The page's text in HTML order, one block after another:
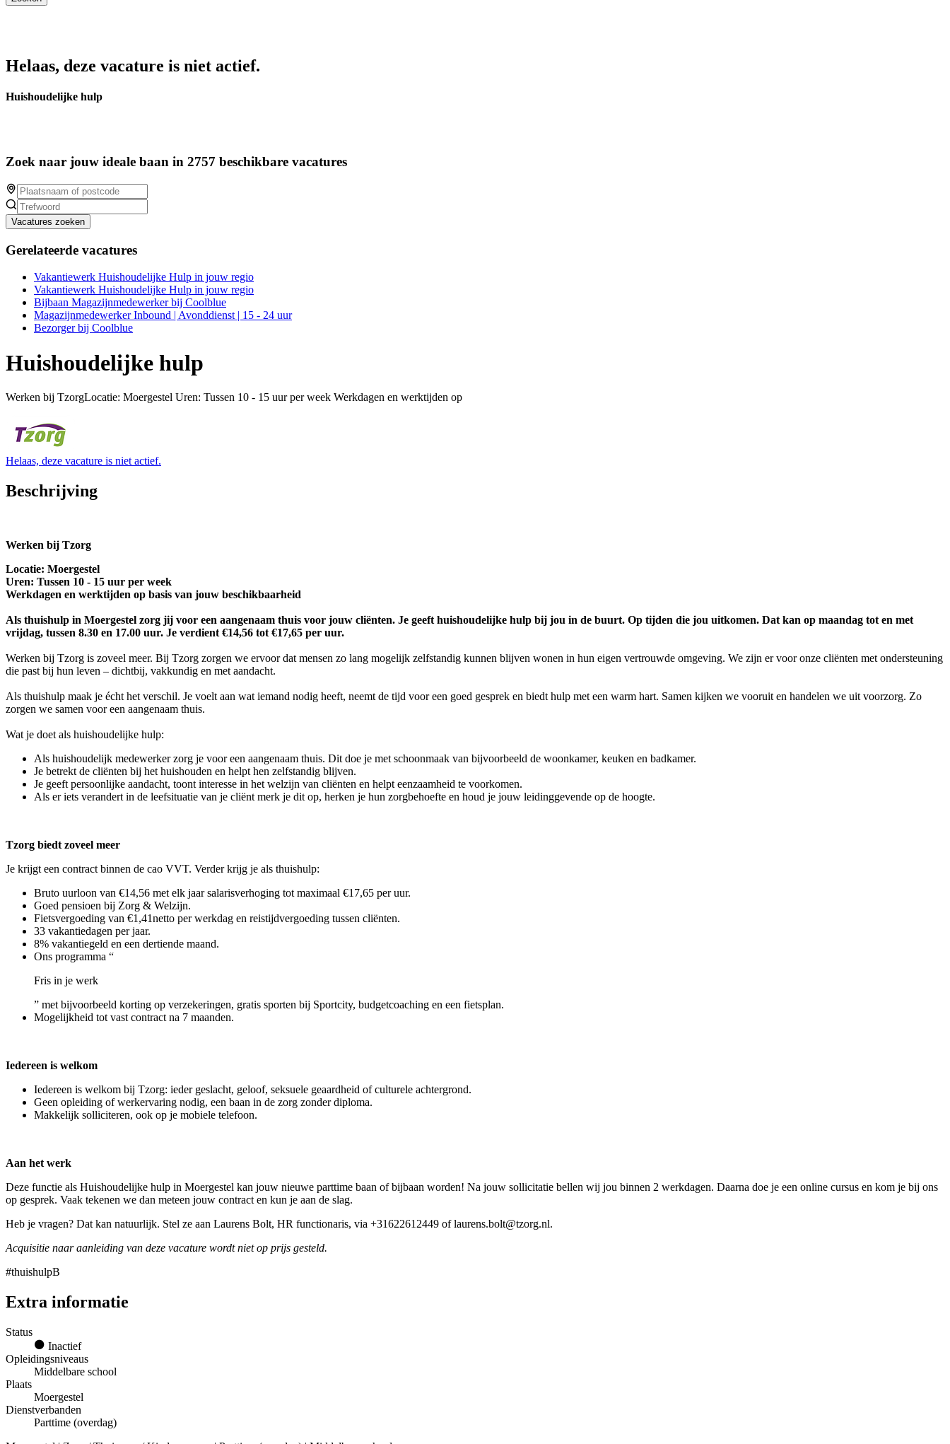
Helaas, deze vacature is niet actief.
Huishoudelijke hulp
Zoek naar jouw ideale baan in 2757 beschikbare vacatures
Vacatures zoeken
Gerelateerde vacatures
Vakantiewerk Huishoudelijke Hulp in jouw regio
Vakantiewerk Huishoudelijke Hulp in jouw regio
Bijbaan Magazijnmedewerker bij Coolblue
Magazijnmedewerker Inbound | Avonddienst | 15 - 24 uur
Bezorger bij Coolblue
Huishoudelijke hulp
Werken bij TzorgLocatie: Moergestel Uren: Tussen 10 - 15 uur per week Werkdagen en werktijden op
Helaas, deze vacature is niet actief.
Beschrijving
Werken bij Tzorg
Locatie: Moergestel
Uren: Tussen 10 - 15 uur per week
Werkdagen en werktijden op basis van jouw beschikbaarheid
Als thuishulp in Moergestel zorg jij voor een aangenaam thuis voor jouw cliënten. Je geeft huishoudelijke hulp bij jou in de buurt. Op tijden die jou uitkomen. Dat kan op maandag tot en met
vrijdag, tussen 8.30 en 17.00 uur. Je verdient €14,56 tot €17,65 per uur.
Werken bij Tzorg is zoveel meer. Bij Tzorg zorgen we ervoor dat mensen zo lang mogelijk zelfstandig kunnen blijven wonen in hun eigen vertrouwde omgeving. We zijn er voor onze cliënten met ondersteuning
die past bij hun leven – dichtbij, vakkundig en met aandacht.
Als thuishulp maak je écht het verschil. Je voelt aan wat iemand nodig heeft, neemt de tijd voor een goed gesprek en biedt hulp met een warm hart. Samen kijken we vooruit en handelen we uit voorzorg. Zo
zorgen we samen voor een aangenaam thuis.
Wat je doet als huishoudelijke hulp:
Als huishoudelijk medewerker zorg je voor een aangenaam thuis. Dit doe je met schoonmaak van bijvoorbeeld de woonkamer, keuken en badkamer.
Je betrekt de cliënten bij het huishouden en helpt hen zelfstandig blijven.
Je geeft persoonlijke aandacht, toont interesse in het welzijn van cliënten en helpt eenzaamheid te voorkomen.
Als er iets verandert in de leefsituatie van je cliënt merk je dit op, herken je hun zorgbehoefte en houd je jouw leidinggevende op de hoogte.
Tzorg biedt zoveel meer
Je krijgt een contract binnen de cao VVT. Verder krijg je als thuishulp:
Bruto uurloon van €14,56 met elk jaar salarisverhoging tot maximaal €17,65 per uur.
Goed pensioen bij Zorg & Welzijn.
Fietsvergoeding van €1,41netto per werkdag en reistijdvergoeding tussen cliënten.
33 vakantiedagen per jaar.
8% vakantiegeld en een dertiende maand.
Ons programma “
Fris in je werk
” met bijvoorbeeld korting op verzekeringen, gratis sporten bij Sportcity, budgetcoaching en een fietsplan.
Mogelijkheid tot vast contract na 7 maanden.
Iedereen is welkom
Iedereen is welkom bij Tzorg: ieder geslacht, geloof, seksuele geaardheid of culturele achtergrond.
Geen opleiding of werkervaring nodig, een baan in de zorg zonder diploma.
Makkelijk solliciteren, ook op je mobiele telefoon.
Aan het werk
Deze functie als Huishoudelijke hulp in Moergestel kan jouw nieuwe parttime baan of bijbaan worden! Na jouw sollicitatie bellen wij jou binnen 2 werkdagen. Daarna doe je een online cursus en kom je bij ons
op gesprek. Vaak tekenen we dan meteen jouw contract en kun je aan de slag.
Heb je vragen? Dat kan natuurlijk. Stel ze aan Laurens Bolt, HR functionaris, via +31622612449 of laurens.bolt@tzorg.nl.
Acquisitie naar aanleiding van deze vacature wordt niet op prijs gesteld.
#thuishulpB
Extra informatie
Status
Inactief
Opleidingsniveaus
Middelbare school
Plaats
Moergestel
Dienstverbanden
Parttime (overdag)